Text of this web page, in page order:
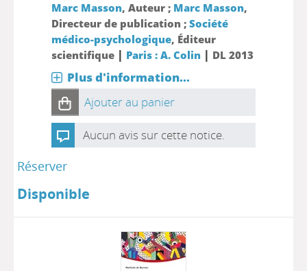
Marc Masson, Auteur ; Marc Masson,
Directeur de publication ; Société
médico-psychologique, Éditeur
scientifique | Paris : A. Colin | DL 2013
Plus d'information...
Ajouter au panier
Aucun avis sur cette notice.
Réserver
Disponible